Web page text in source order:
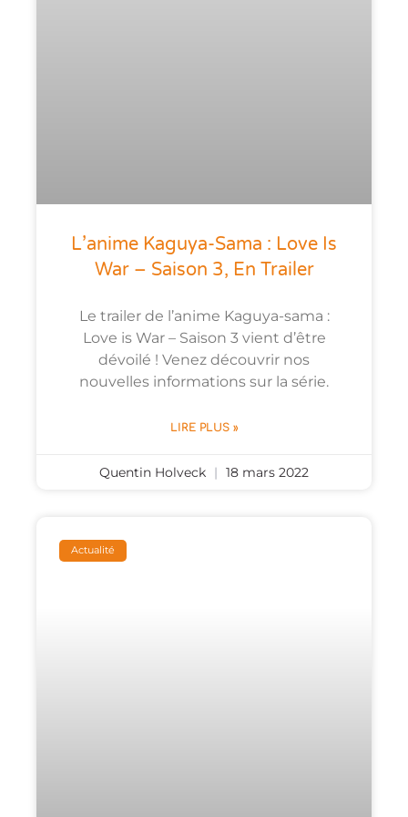
L’anime Kaguya-Sama : Love Is
War – Saison 3, En Trailer
Le trailer de l’anime Kaguya-sama :
Love is War – Saison 3 vient d’être
dévoilé ! Venez découvrir nos
nouvelles informations sur la série.
LIRE PLUS »
Quentin Holveck 18 mars 2022
Actualité